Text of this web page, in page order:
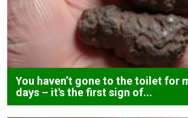
You haven’t gone to the toilet for
days – it's the first sign of...